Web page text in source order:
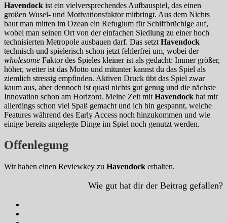
Havendock ist ein vielversprechendes Aufbauspiel, das einen
großen Wusel- und Motivationsfaktor mitbringt. Aus dem Nichts
baut man mitten im Ozean ein Refugium für Schiffbrüchige auf,
wobei man seinen Ort von der einfachen Siedlung zu einer hoch
technisierten Metropole ausbauen darf. Das setzt Havendock
technisch und spielerisch schon jetzt fehlerfrei um, wobei der
wholesome Faktor des Spieles kleiner ist als gedacht: Immer größer,
höher, weiter ist das Motto und mitunter kannst du das Spiel als
ziemlich stressig empfinden. Aktiven Druck übt das Spiel zwar
kaum aus, aber dennoch ist quasi nichts gut genug und die nächste
Innovation schon am Horizont. Meine Zeit mit Havendock hat mir
allerdings schon viel Spaß gemacht und ich bin gespannt, welche
Features während des Early Access noch hinzukommen und wie
einige bereits angelegte Dinge im Spiel noch genutzt werden.
Offenlegung
Wir haben einen Reviewkey zu Havendock erhalten.
Wie gut hat dir der Beitrag gefallen?